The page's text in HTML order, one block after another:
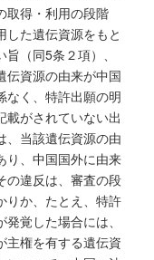
取得・利用の段階
した遺伝資源をもと
（同5条２項）、
伝資源の由来が中国
なく、特許出願の明
載がされていない出
、当該遺伝資源の由
り、中国国外に由来
の違反は、審査の段
りか、たとえ、特許
覚した場合には、
主権を有する遺伝資